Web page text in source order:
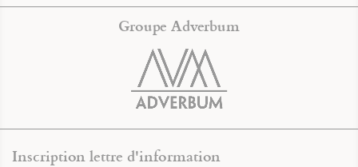
Groupe Adverbum
Inscription lettre d'information